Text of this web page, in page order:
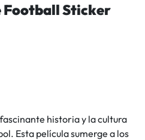
Football Sticker
historia y la cultura
Esta película sumerge a los